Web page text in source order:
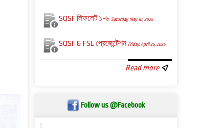
SQSF লিফলেট ১-৬ Saturday, May 10, 2025
SQSF & FSL প্রেজেন্টেশন Friday, April 25, 2025
Read more
Follow us @Facebook